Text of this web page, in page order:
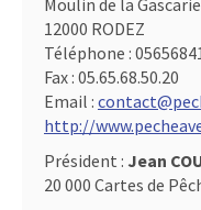
Moulin de la
12000 RODEZ
Téléphone :
Fax : 05.65.68.50.20
Email :
http://
Président : Jean
20 000 Cartes de